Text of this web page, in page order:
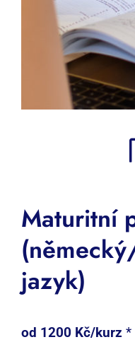
Maturitní
jazyk)
od 1200 Kč/kurz *